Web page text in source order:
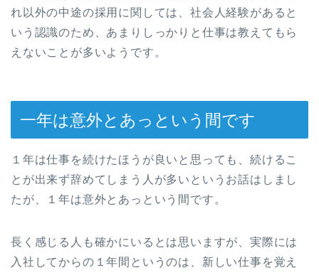
れ以外の中途の採用に関しては、社会人経験があると
いう認識のため、あまりしっかりと仕事は教えてもら
えないことが多いようです。
一年は意外とあっという間です
１年は仕事を続けたほうが良いと思っても、続けるこ
とが出来ず辞めてしまう人が多いというお話はしまし
たが、１年は意外とあっという間です。
長く感じる人も確かにいるとは思いますが、実際には
入社してからの１年間というのは、新しい仕事を覚え